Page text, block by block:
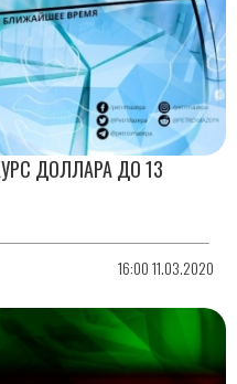
ДОЛЛАРА ДО 13
16:00 11.03.2020